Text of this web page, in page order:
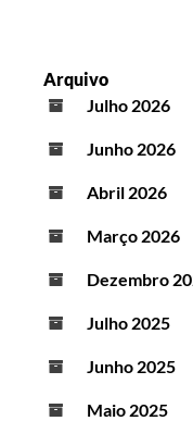
Arquivo
Julho 2026
Junho 2026
Abril 2026
Março 2026
Dezembro
Julho 2025
Junho 2025
Maio 2025